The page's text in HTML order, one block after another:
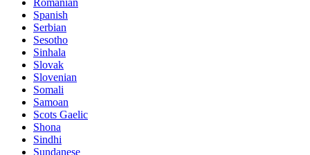
Spanish
Serbian
Sesotho
Sinhala
Slovak
Slovenian
Somali
Samoan
Scots Gaelic
Shona
Sindhi
Sundanese